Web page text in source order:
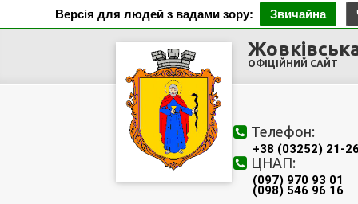
Версія для людей з вадами зору: Звичайна
ОФІЦІЙНИЙ САЙТ
Телефон:
+38 (03252) 21-
ЦНАП:
(097) 970 93 01
(098) 546 96 16